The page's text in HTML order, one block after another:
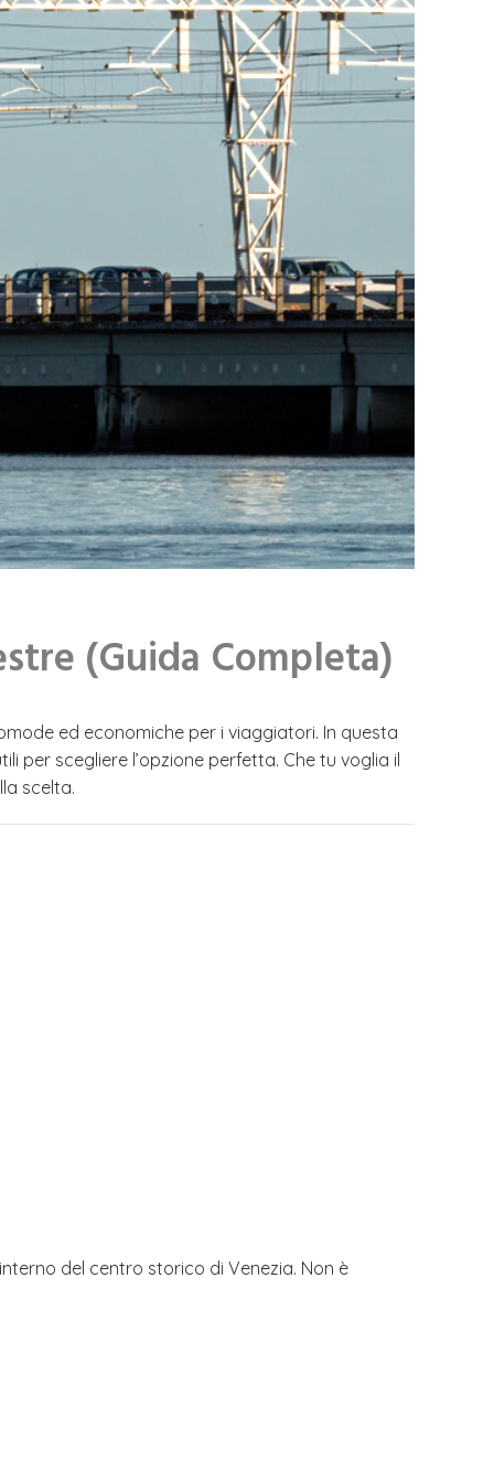
(Guida Completa)
ed economiche per i viaggiatori. In questa
per scegliere l’opzione perfetta. Che tu voglia il
scelta.
del centro storico di Venezia. Non è